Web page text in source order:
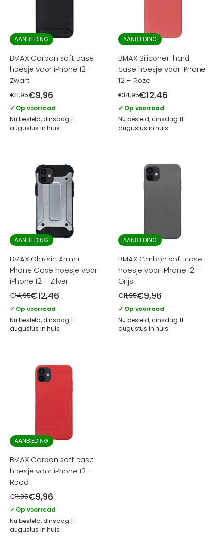
AANBIEDING
BMAX Carbon soft case
hoesje voor iPhone 12 –
Zwart
€11,95€9,96
✓ Op voorraad
Nu besteld, dinsdag 11
augustus in huis
AANBIEDING
BMAX Siliconen hard
case hoesje voor iPhone
12 – Roze
€14,95€12,46
✓ Op voorraad
Nu besteld, dinsdag 11
augustus in huis
AANBIEDING
BMAX Classic Armor
Phone Case hoesje voor
iPhone 12 – Zilver
€14,95€12,46
✓ Op voorraad
Nu besteld, dinsdag 11
augustus in huis
AANBIEDING
BMAX Carbon soft case
hoesje voor iPhone 12 –
Grijs
€11,95€9,96
✓ Op voorraad
Nu besteld, dinsdag 11
augustus in huis
AANBIEDING
BMAX Carbon soft case
hoesje voor iPhone 12 –
Rood
€11,95€9,96
✓ Op voorraad
Nu besteld, dinsdag 11
augustus in huis